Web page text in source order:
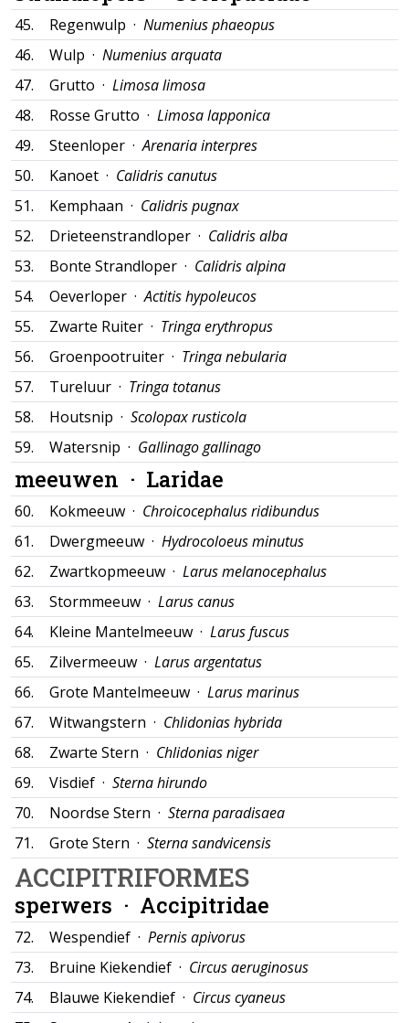
45. Regenwulp · Numenius phaeopus
46.
Wulp · Numenius arquata
47.
Grutto · Limosa limosa
48.
Rosse Grutto · Limosa lapponica
49.
Steenloper ·Arenaria interpres
50.
Kanoet · Calidris canutus
51.
Kemphaan · Calidris pugnax
52.
Drieteenstrandloper · Calidris alba
53.
Bonte Strandloper · Calidris alpina
54.
Oeverloper ·Actitis hypoleucos
55.
Zwarte Ruiter · Tringa erythropus
56.
Groenpootruiter · Tringa nebularia
57.
Tureluur · Tringa totanus
58.
Houtsnip · Scolopax rusticola
59.
Watersnip · Gallinago gallinago
meeuwen · Laridae
60. Kokmeeuw · Chroicocephalus ridibundus
61.
Dwergmeeuw · Hydrocoloeus minutus
62.
Zwartkopmeeuw · Larus melanocephalus
63.
Stormmeeuw · Larus canus
64.
Kleine Mantelmeeuw · Larus fuscus
65.
Zilvermeeuw · Larus argentatus
66.
Grote Mantelmeeuw · Larus marinus
67.
Witwangstern · Chlidonias hybrida
68.
Zwarte Stern · Chlidonias niger
69.
Visdief · Sterna hirundo
70.
Noordse Stern · Sterna paradisaea
71.
Grote Stern · Sterna sandvicensis
ACCIPITRIFORMES
sperwers · Accipitridae
72. Wespendief · Pernis apivorus
73.
Bruine Kiekendief · Circus aeruginosus
74.
Blauwe Kiekendief · Circus cyaneus